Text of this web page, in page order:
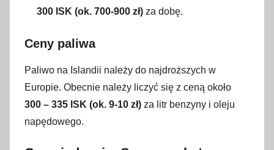
300 ISK (ok. 700-900 zł) za dobę.
Ceny paliwa
Paliwo na Islandii należy do najdroższych w
Europie. Obecnie należy liczyć się z ceną około
300 – 335 ISK (ok. 9-10 zł) za litr benzyny i oleju
napędowego.